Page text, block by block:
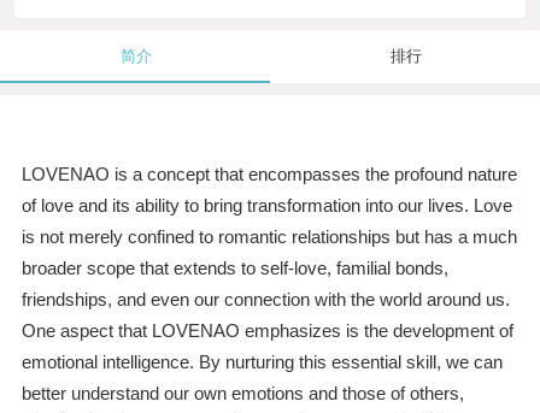
简介 排行
LOVENAO is a concept that encompasses the profound nature
of love and its ability to bring transformation into our lives. Love
is not merely confined to romantic relationships but has a much
broader scope that extends to self-love, familial bonds,
friendships, and even our connection with the world around us.
One aspect that LOVENAO emphasizes is the development of
emotional intelligence. By nurturing this essential skill, we can
better understand our own emotions and those of others,